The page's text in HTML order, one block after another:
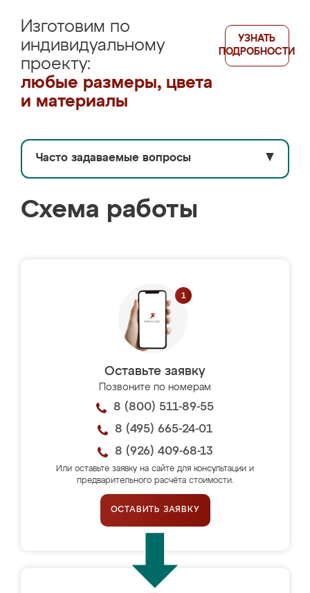
Изготовим по
индивидуальному
проекту:
любые размеры, цвета
и материалы
УЗНАТЬ
ПОДРОБНОСТИ
Часто задаваемые вопросы ▼
Схема работы
Оставьте заявку
Позвоните по номерам
8 (800) 511-89-55
8 (495) 665-24-01
8 (926) 409-68-13
Или оставьте заявку на сайте для консультации и
предварительного расчёта стоимости.
ОСТАВИТЬ ЗАЯВКУ